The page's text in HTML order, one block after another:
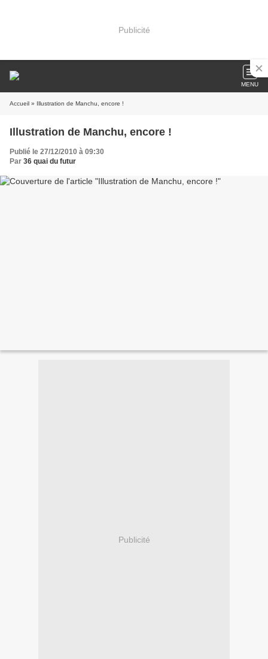
Publicité
MENU
Accueil » Illustration de Manchu, encore !
Illustration de Manchu, encore !
Publié le 27/12/2010 à 09:30
Par 36 quai du futur
Publicité